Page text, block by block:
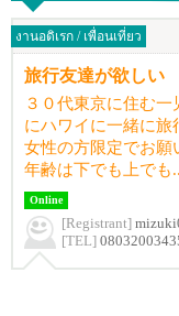
งานอดิเรก / เพื่อนเที่ยว
旅行友達が欲しい
３０代東京に住む
にハワイに一緒に旅
女性の方限定でお願
年齢は下でも上でも
Online
[Registrant]
[TEL]